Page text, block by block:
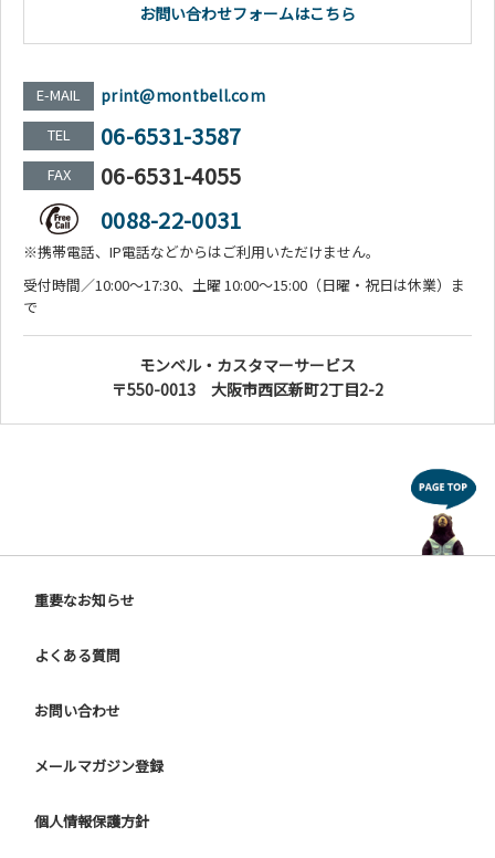
お問い合わせフォームはこちら
E-MAIL print@montbell.com
TEL 06-6531-3587
FAX
06-6531-4055
0088-22-0031
※携帯電話、IP電話などからはご利用いただけません。
受付時間／10:00～17:30、土曜 10:00～15:00（日曜・祝日は休業）ま
で
モンベル・カスタマーサービス
〒550-0013 大阪市西区新町2丁目2-2
重要なお知らせ
よくある質問
お問い合わせ
メールマガジン登録
個人情報保護方針